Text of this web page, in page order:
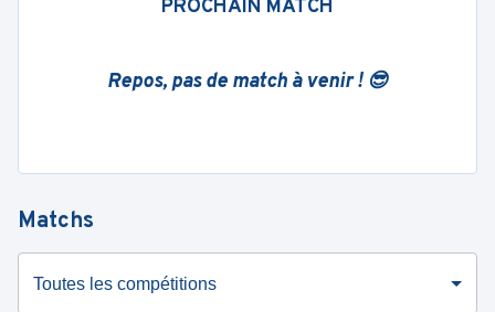
PROCHAIN MATCH
Repos, pas de match à venir ! 😎
Matchs
Toutes les compétitions